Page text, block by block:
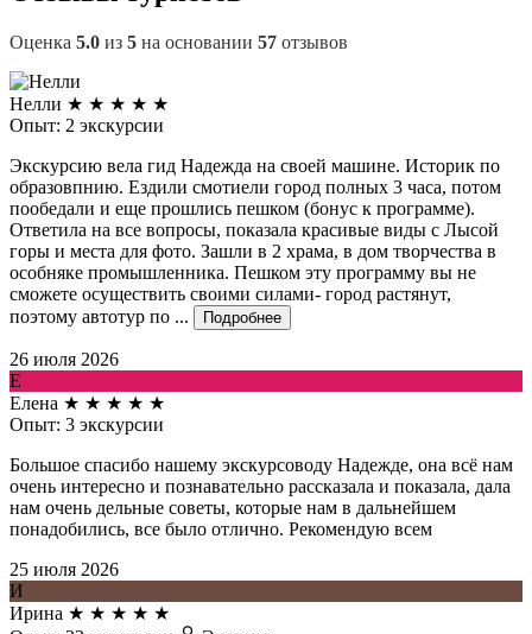
Оценка 5.0 из 5 на основании 57 отзывов
Нелли ★ ★ ★ ★ ★
Опыт: 2 экскурсии
Экскурсию вела гид Надежда на своей машине. Историк по
образовпнию. Ездили смотиели город полных 3 часа, потом
пообедали и еще прошлись пешком (бонус к программе).
Ответила на все вопросы, показала красивые виды с Лысой
горы и места для фото. Зашли в 2 храма, в дом творчества в
особняке промышленника. Пешком эту программу вы не
сможете осуществить своими силами- город растянут,
поэтому автотур по ...
Подробнее
26 июля 2026
Е
Елена ★ ★ ★ ★ ★
Опыт: 3 экскурсии
Большое спасибо нашему экскурсоводу Надежде, она всё нам
очень интересно и познавательно рассказала и показала, дала
нам очень дельные советы, которые нам в дальнейшем
понадобились, все было отлично. Рекомендую всем
25 июля 2026
И
Ирина ★ ★ ★ ★ ★